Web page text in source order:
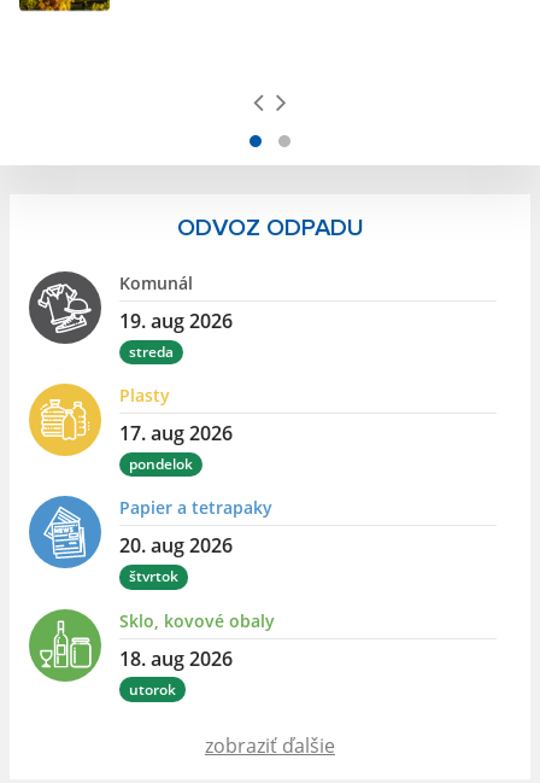
ODVOZ ODPADU
Komunál
19. aug 2026
streda
Plasty
17. aug 2026
pondelok
Papier a tetrapaky
20. aug 2026
štvrtok
Sklo, kovové obaly
18. aug 2026
utorok
zobraziť ďalšie